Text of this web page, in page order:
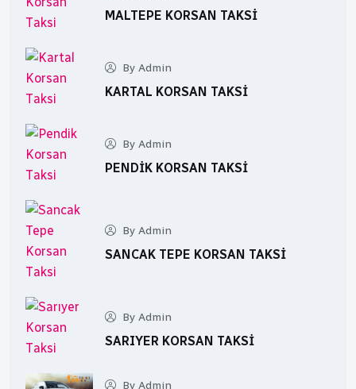
MALTEPE KORSAN TAKSI
By Admin
KARTAL KORSAN TAKSI
By Admin
PENDIK KORSAN TAKSI
By Admin
SANCAK TEPE KORSAN TAKSI
By Admin
SARIYER KORSAN TAKSI
By Admin